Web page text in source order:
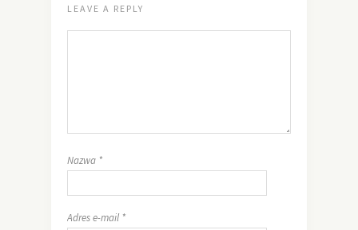
LEAVE A REPLY
Nazwa *
Adres e-mail *